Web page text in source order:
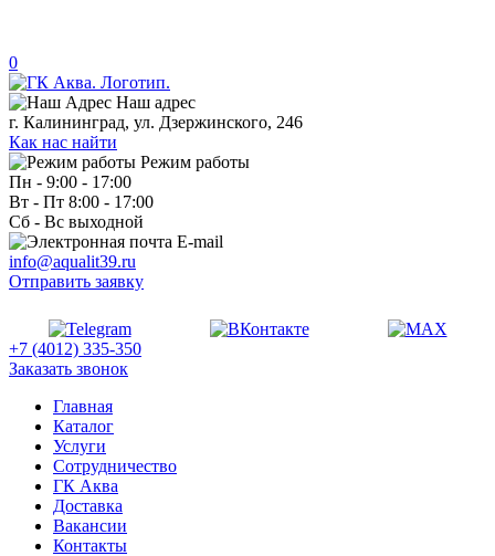
0
Наш адрес
г. Калининград, ул. Дзержинского, 246
Как нас найти
Режим работы
Пн - 9:00 - 17:00
Вт - Пт 8:00 - 17:00
Сб - Вс выходной
E-mail
info@aqualit39.ru
Отправить заявку
+7 (4012) 335-350
Заказать звонок
Главная
Каталог
Услуги
Сотрудничество
ГК Аква
Доставка
Вакансии
Контакты